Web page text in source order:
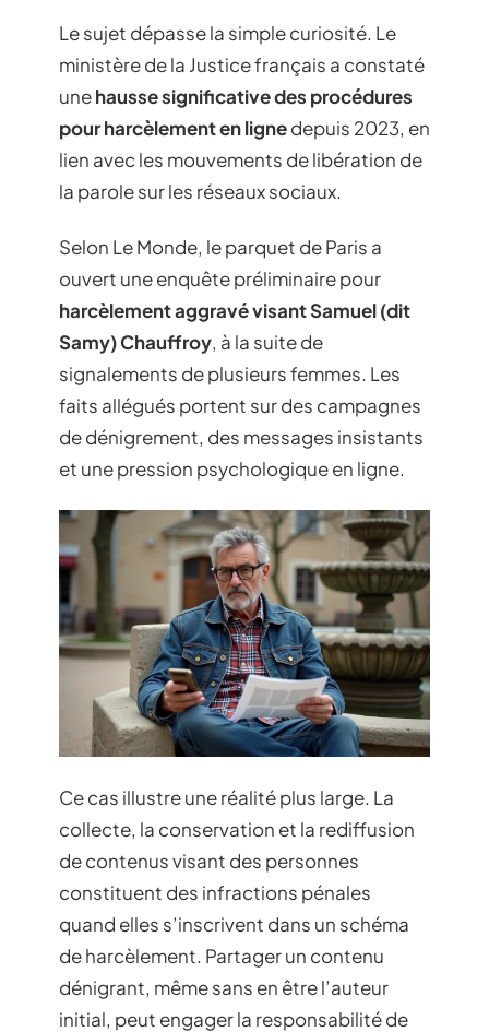
Le sujet dépasse la simple curiosité. Le
ministère de la Justice français a constaté
unehausse significative des procédures
pour harcèlement en lignedepuis 2023, en
lien avec les mouvements de libération de
la parole sur les réseaux sociaux.
Selon Le Monde, le parquet de Paris a
ouvert une enquête préliminaire pour
harcèlement aggravé visant Samuel (dit
Samy) Chauffroy, à la suite de
signalements de plusieurs femmes. Les
faits allégués portent sur des campagnes
de dénigrement, des messages insistants
et une pression psychologique en ligne.
Ce cas illustre une réalité plus large. La
collecte, la conservation et la rediffusion
de contenus visant des personnes
constituent des infractions pénales
quand elles s’inscrivent dans un schéma
de harcèlement. Partager un contenu
dénigrant, même sans en être l’auteur
initial, peut engager la responsabilité de